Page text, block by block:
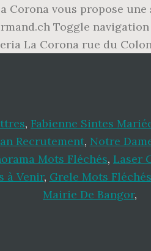
Corona vous propose
Toggle navigation
La Corona rue du
, Fabienne Sintes
Recrutement, Notre
Mots Fléchés, Laser
à Venir, Grele Mots Fléchés
Mairie De Bangor,